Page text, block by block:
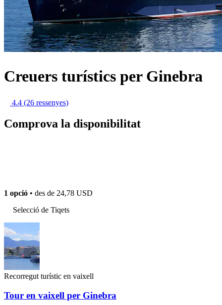
Creuers turístics per Ginebra
4.4 (26 ressenyes)
Comprova la disponibilitat
1 opció • des de 24,78 USD
Selecció de Tiqets
Recorregut turístic en vaixell
Tour en vaixell per Ginebra